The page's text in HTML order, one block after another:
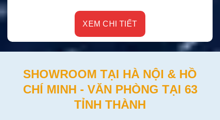
XEM CHI TIẾT
SHOWROOM TẠI HÀ NỘI & HỒ
CHÍ MINH - VĂN PHÒNG TẠI 63
TỈNH THÀNH